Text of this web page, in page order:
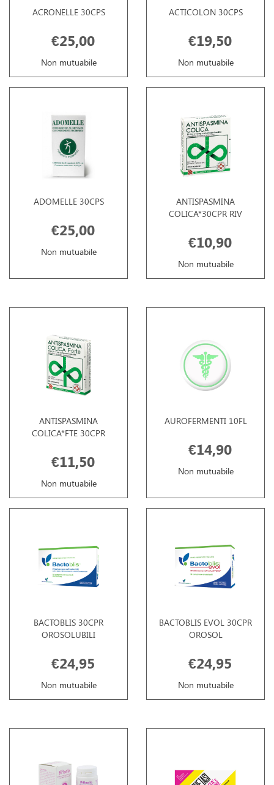
ACRONELLE 30CPS
€25,00
Non mutuabile
ACTICOLON 30CPS
€19,50
Non mutuabile
ADOMELLE 30CPS
€25,00
Non mutuabile
ANTISPASMINA
COLICA*30CPR RIV
€10,90
Non mutuabile
ANTISPASMINA
COLICA*FTE 30CPR
€11,50
Non mutuabile
AUROFERMENTI 10FL
€14,90
Non mutuabile
BACTOBLIS 30CPR
OROSOLUBILI
€24,95
Non mutuabile
BACTOBLIS EVOL 30CPR
OROSOL
€24,95
Non mutuabile